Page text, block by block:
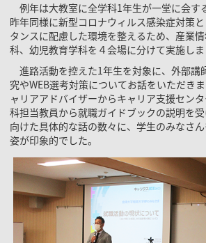
例年は大教室に全学科1年生が一堂に会す
昨年同様に新型コロナウィルス感染症対策
タンスに配慮した環境を整えるため、産業
科、幼児教育学科を４会場に分けて実施しま
進路活動を控えた1年生を対象に、外部講
究やWEB選考対策についてお話をいただき
ャリアアドバイザーからキャリア支援セン
科担当教員から就職ガイドブックの説明を
向けた具体的な話の数々に、学生のみなさ
姿が印象的でした。